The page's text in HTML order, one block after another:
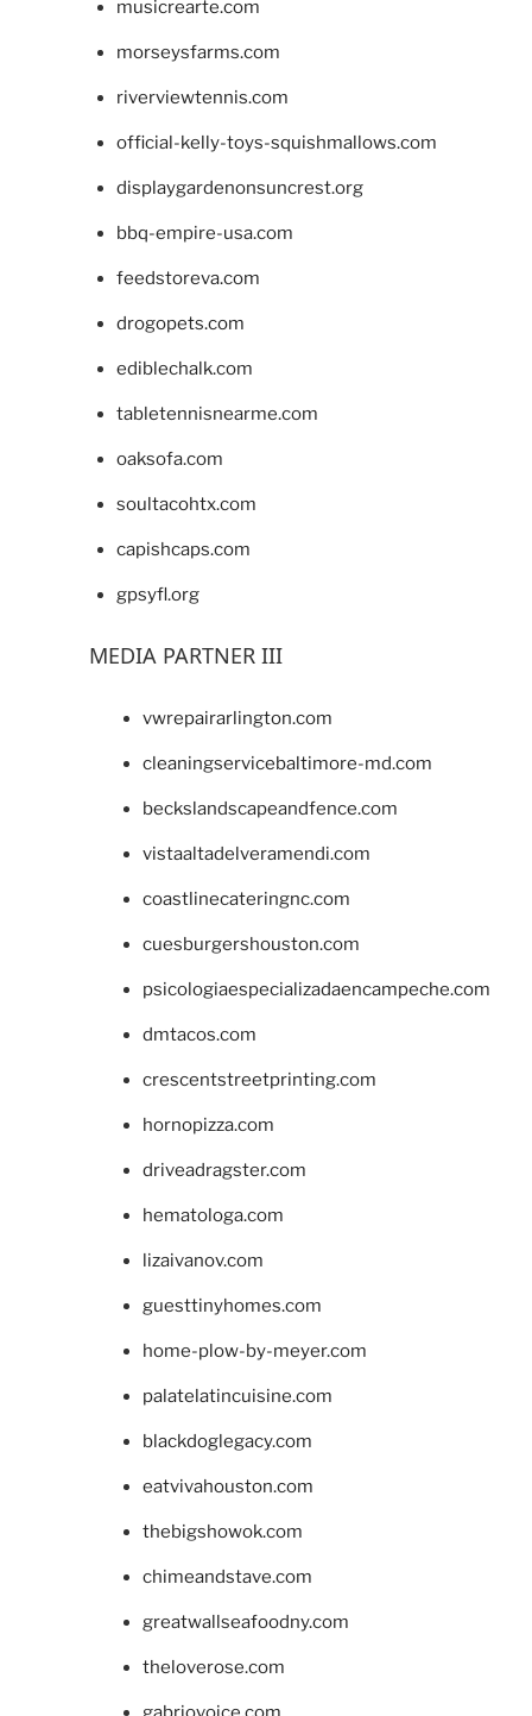
musicrearte.com
morseysfarms.com
riverviewtennis.com
official-kelly-toys-squishmallows.com
displaygardenonsuncrest.org
bbq-empire-usa.com
feedstoreva.com
drogopets.com
ediblechalk.com
tabletennisnearme.com
oaksofa.com
soultacohtx.com
capishcaps.com
gpsyfl.org
MEDIA PARTNER III
vwrepairarlington.com
cleaningservicebaltimore-md.com
beckslandscapeandfence.com
vistaaltadelveramendi.com
coastlinecateringnc.com
cuesburgershouston.com
psicologiaespecializadaencampeche.com
dmtacos.com
crescentstreetprinting.com
hornopizza.com
driveadragster.com
hematologa.com
lizaivanov.com
guesttinyhomes.com
home-plow-by-meyer.com
palatelatincuisine.com
blackdoglegacy.com
eatvivahouston.com
thebigshowok.com
chimeandstave.com
greatwallseafoodny.com
theloverose.com